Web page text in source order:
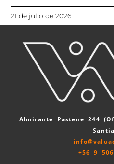
21 de julio de 2026
Almirante Pastene 244
+56 9